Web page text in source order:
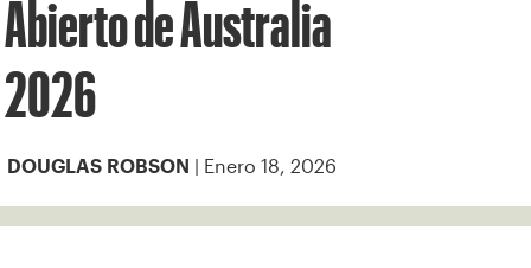
Abierto de Australia
2026
DOUGLAS ROBSON | Enero 18, 2026